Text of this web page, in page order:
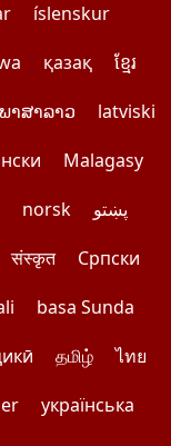
íslenskur
қазақ
ខ្មែរ
ພາສາລາວ
latviski
Malagasy
norsk
پښتو
संस्कृत
Српски
basa Sunda
தமிழ்
ไทย
українська